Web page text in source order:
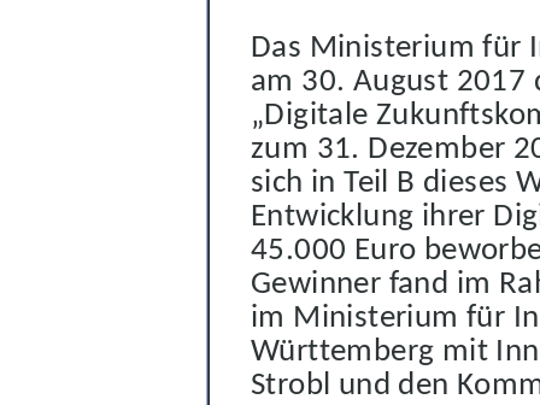
Das Ministerium für
am 30. August 2017
„Digitale
zum 31. Dezember
sich in Teil B dieses
Entwicklung ihrer
45.000 Euro
Gewinner fand im
im Ministerium für
Württemberg mit
Strobl und den